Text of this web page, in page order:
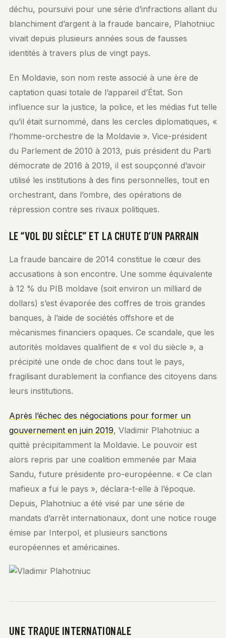
déchu, poursuivi pour une série d’infractions allant du
blanchiment d’argent à la fraude bancaire, Plahotniuc
vivait depuis plusieurs années sous de fausses
identités à travers plus de vingt pays.
En Moldavie, son nom reste associé à une ère de
captation quasi totale de l’appareil d’État. Son
influence sur la justice, la police, et les médias fut telle
qu’il était surnommé, dans les cercles diplomatiques, «
l’homme-orchestre de la Moldavie ». Vice-président
du Parlement de 2010 à 2013, puis président du Parti
démocrate de 2016 à 2019, il est soupçonné d’avoir
utilisé les institutions à des fins personnelles, tout en
orchestrant, dans l’ombre, des opérations de
répression contre ses rivaux politiques.
LE “VOL DU SIÈCLE” ET LA CHUTE D’UN PARRAIN
La fraude bancaire de 2014 constitue le cœur des
accusations à son encontre. Une somme équivalente
à 12 % du PIB moldave (soit environ un milliard de
dollars) s’est évaporée des coffres de trois grandes
banques, à l’aide de sociétés offshore et de
mécanismes financiers opaques. Ce scandale, que les
autorités moldaves qualifient de « vol du siècle », a
précipité une onde de choc dans tout le pays,
fragilisant durablement la confiance des citoyens dans
leurs institutions.
Après l’échec des négociations pour former un
gouvernement en juin 2019, Vladimir Plahotniuc a
quitté précipitamment la Moldavie. Le pouvoir est
alors repris par une coalition emmenée par Maia
Sandu, future présidente pro-européenne. « Ce clan
mafieux a fui le pays », déclara-t-elle à l’époque.
Depuis, Plahotniuc a été visé par une série de
mandats d’arrêt internationaux, dont une notice rouge
émise par Interpol, et plusieurs sanctions
européennes et américaines.
UNE TRAQUE INTERNATIONALE